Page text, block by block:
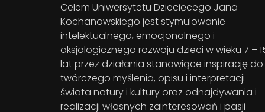
Celem Uniwersytetu Dziecięcego Jana
Kochanowskiego jest stymulowanie
intelektualnego, emocjonalnego i
aksjologicznego rozwoju dzieci w wieku 7 –
lat przez działania stanowiące inspirację do
twórczego myślenia, opisu i interpretacji
świata natury i kultury oraz odnajdywania i
realizacji własnych zainteresowań i pasji